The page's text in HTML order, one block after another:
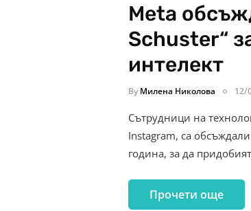
Meta
Schuster“
интелект
By Милена Николова 12/
Сътрудници на
Instagram, са
година, за да
Прочети още